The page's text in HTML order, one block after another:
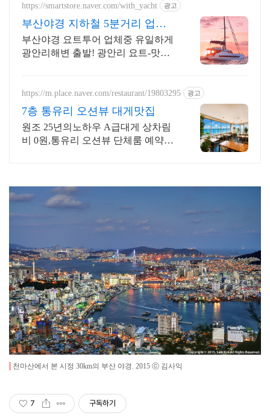
https://smartstore.naver.com/with_yacht 광고
부산야경 지하철 5분거리 업계
유일 광안리해변 출발!
부산야경 요트투어 업체중 유일하게
광안리해변 출발! 광안리 요트-맛집-
https://m.place.naver.com/restaurant/19803295 광고
7층 통유리 오션뷰 대게맛집
원조 25년의노하우 A급대게 상차림
비 0원,통유리 오션뷰 단체룸 예약시
천마산에서 본 시정 30km의 부산 야경. 2015 ⓒ 김사익
7 구독하기